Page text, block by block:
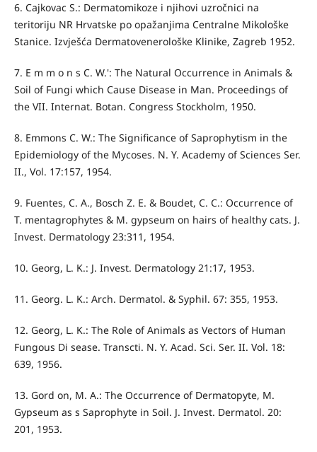
6. Cajkovac S.: Dermatomikoze i njihovi uzročnici na
teritoriju NR Hrvatske po opažanjima Centralne Mikološke
Stanice. Izvješća Dermatovenerološke Klinike, Zagreb 1952.
7. E m m o n s C. W.': The Natural Occurrence in Animals &
Soil of Fungi which Cause Disease in Man. Proceedings of
the VII. Internat. Botan. Congress Stockholm, 1950.
8. Emmons C. W.: The Significance of Saprophytism in the
Epidemiology of the Mycoses. N. Y. Academy of Sciences Ser.
II., Vol. 17:157, 1954.
9. Fuentes, C. A., Bosch Z. E. & Boudet, C. C.: Occurrence of
T. mentagrophytes & M. gypseum on hairs of healthy cats. J.
Invest. Dermatology 23:311, 1954.
10. Georg, L. K.: J. Invest. Dermatology 21:17, 1953.
11. Georg. L. K.: Arch. Dermatol. & Syphil. 67: 355, 1953.
12. Georg, L. K.: The Role of Animals as Vectors of Human
Fungous Di­ sease. Transcti. N. Y. Acad. Sci. Ser. II. Vol. 18:
639, 1956.
13. Gord on, M. A.: The Occurrence of Dermatopyte, M.
Gypseum as s Saprophyte in Soil. J. Invest. Dermatol. 20:
201, 1953.